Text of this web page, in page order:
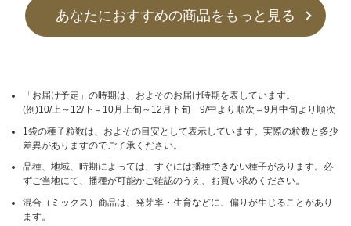
あなたにおすすめの商品をもっと見る
「お届け予定」の時期は、およそのお届け時期を表しています。
(例)10/上～12/下＝10月上旬～12月下旬 9/中より順次＝9月中旬より順次
1袋の種子粒数は、およその目安として表示しています。実際の粒数と多少
差異がありますのでご了承ください。
品種、地域、時期によっては、すぐには播種できない種子があります。必
ずご当地にて、播種が可能かご確認のうえ、お買い求めください。
混合（ミックス）商品は、発芽率・生育などに、偏りが生じることがあり
ます。